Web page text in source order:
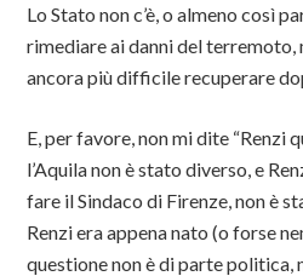
Lo Stato non c’è, o almeno così
rimediare ai danni del terremoto,
ancora più difficile recuperare
E, per favore, non mi dite “Renzi
l’Aquila non è stato diverso, e
fare il Sindaco di Firenze, non è
Renzi era appena nato (o forse
questione non è di parte politica,